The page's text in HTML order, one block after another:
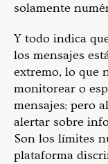
solamente
Y todo indica
los mensajes
extremo, lo que
monitorear o
mensajes; pero
alertar sobre
Son los límites
plataforma